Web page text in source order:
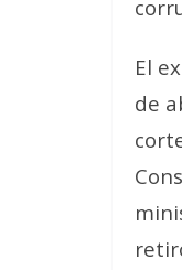
El
de